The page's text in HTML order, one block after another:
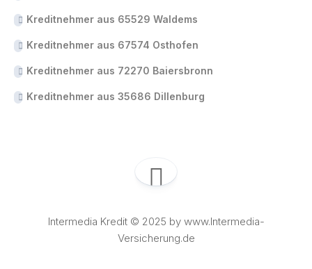
Kreditnehmer aus 65529 Waldems
Kreditnehmer aus 67574 Osthofen
Kreditnehmer aus 72270 Baiersbronn
Kreditnehmer aus 35686 Dillenburg
Intermedia Kredit © 2025 by www.Intermedia-
Versicherung.de